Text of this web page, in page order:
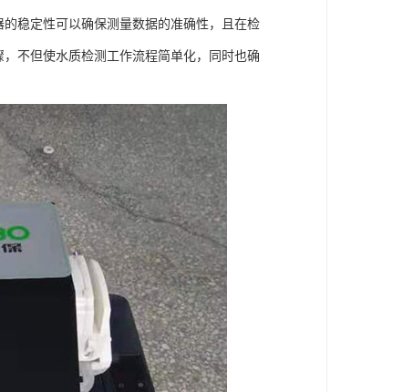
稳定性可以确保测量数据的准确性，且在检
不但使水质检测工作流程简单化，同时也确